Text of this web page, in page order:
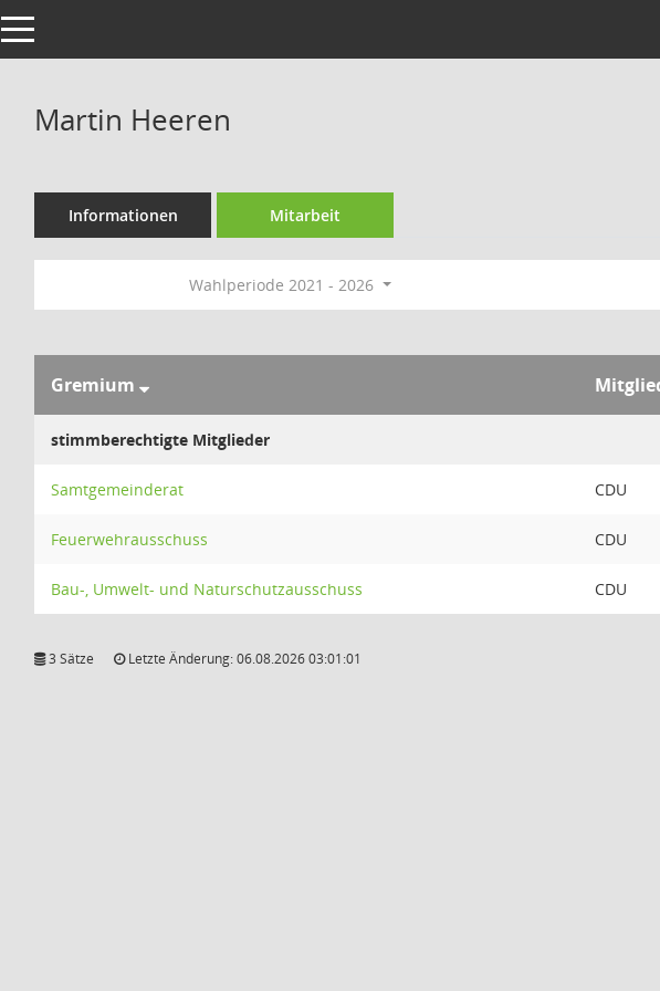
Toggle navigation
Martin Heeren
Informationen Mitarbeit
Wahlperiode 2021 - 2026
Gremium
stimmberechtigte Mitglieder
Samtgemeinderat CDU
Feuerwehrausschuss CDU
Bau-, Umwelt- und Naturschutzausschuss CDU
3 Sätze Letzte Änderung: 06.08.2026 03:01:01